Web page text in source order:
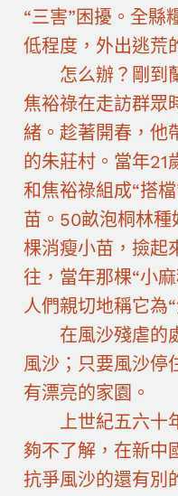
“三害”困擾。全縣
低程度，外出逃荒
怎么辦？剛到
焦裕祿在走訪群眾
緒。趁著開春，他
的朱莊村。當年21
和焦裕祿組成“搭
苗。50畝泡桐林
棵消瘦小苗，撿起
往，當年那棵“小
人們親切地稱它為“
在風沙殘虐的處
風沙；只要風沙停
有漂亮的家園。
上世紀五六十
夠不了解，在新中
抗爭風沙的還有別